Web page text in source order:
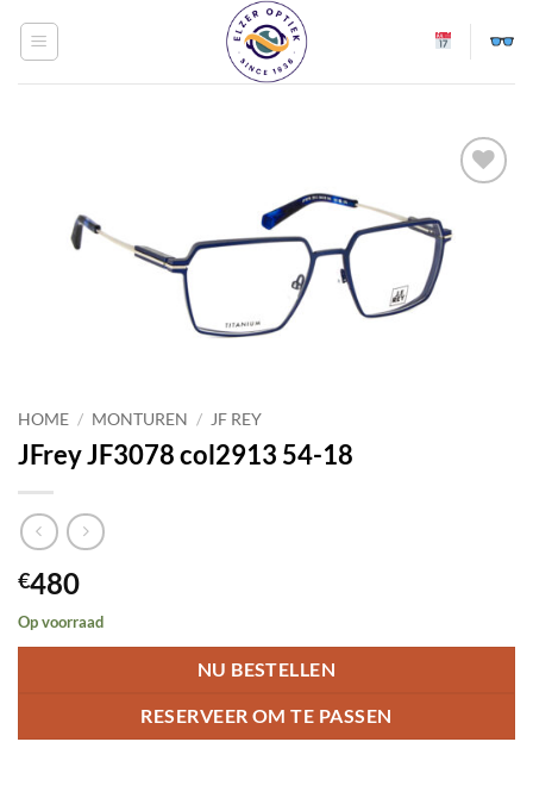
naar
aan
verlanglijst
HOME / MONTUREN / JF REY
JFrey JF3078 col2913 54-18
€480
Op voorraad
NU BESTELLEN
RESERVEER OM TE PASSEN